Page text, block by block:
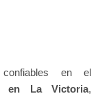
confiables en el
en La Victoria,